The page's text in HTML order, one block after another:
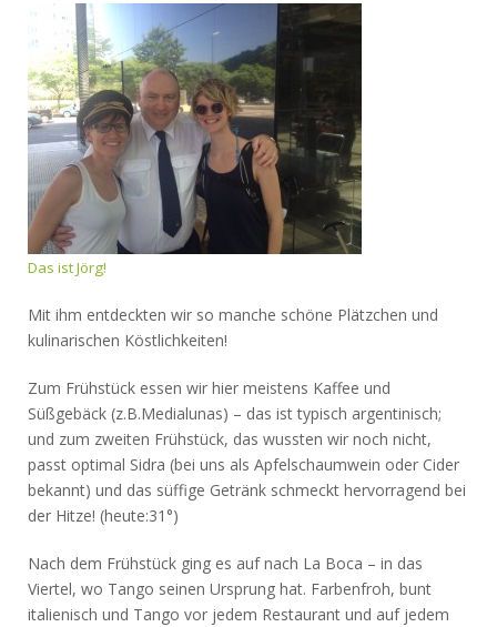
Das ist Jörg!
Mit ihm entdeckten wir so manche schöne Plätzchen und
kulinarischen Köstlichkeiten!
Zum Frühstück essen wir hier meistens Kaffee und
Süßgebäck (z.B.Medialunas) – das ist typisch argentinisch;
und zum zweiten Frühstück, das wussten wir noch nicht,
passt optimal Sidra (bei uns als Apfelschaumwein oder Cider
bekannt) und das süffige Getränk schmeckt hervorragend bei
der Hitze! (heute:31°)
Nach dem Frühstück ging es auf nach La Boca – in das
Viertel, wo Tango seinen Ursprung hat. Farbenfroh, bunt
italienisch und Tango vor jedem Restaurant und auf jedem